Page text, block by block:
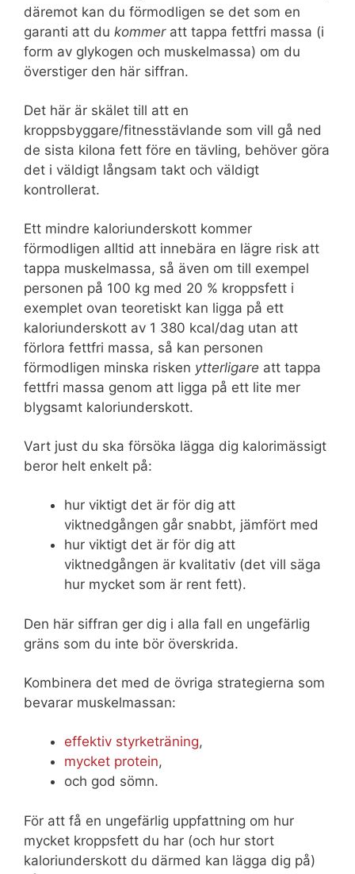
däremot kan du förmodligen se det som en
garanti att du kommeratt tappa fettfri massa (i
form av glykogen och muskelmassa) om du
överstiger den här siffran.
Det här är skälet till att en
kroppsbyggare/fitnesstävlande som vill gå ned
de sista kilona fett före en tävling, behöver göra
det i väldigt långsam takt och väldigt
kontrollerat.
Ett mindre kaloriunderskott kommer
förmodligen alltid att innebära en lägre risk att
tappa muskelmassa, så även om till exempel
personen på 100 kg med 20 % kroppsfett i
exemplet ovan teoretiskt kan ligga på ett
kaloriunderskott av 1 380 kcal/dag utan att
förlora fettfri massa, så kan personen
förmodligen minska risken ytterligare att tappa
fettfri massa genom att ligga på ett lite mer
blygsamt kaloriunderskott.
Vart just du ska försöka lägga dig kalorimässigt
beror helt enkelt på:
hur viktigt det är för dig att
viktnedgången går snabbt, jämfört med
hur viktigt det är för dig att
viktnedgången är kvalitativ (det vill säga
hur mycket som är rent fett).
Den här siffran ger dig i alla fall en ungefärlig
gräns som du inte bör överskrida.
Kombinera det med de övriga strategierna som
bevarar muskelmassan:
effektiv styrketräning,
mycket protein,
och god sömn.
För att få en ungefärlig uppfattning om hur
mycket kroppsfett du har (och hur stort
kaloriunderskott du därmed kan lägga dig på)